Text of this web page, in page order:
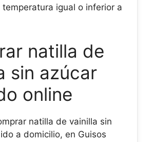
temperatura igual o inferior a
natilla de
sin azúcar
online
natilla de vainilla sin
a domicilio, en Guisos